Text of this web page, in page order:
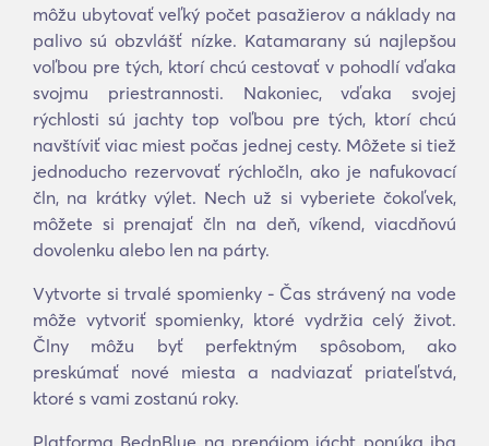
môžu ubytovať veľký počet pasažierov a náklady na
palivo sú obzvlášť nízke. Katamarany sú najlepšou
voľbou pre tých, ktorí chcú cestovať v pohodlí vďaka
svojmu priestrannosti. Nakoniec, vďaka svojej
rýchlosti sú jachty top voľbou pre tých, ktorí chcú
navštíviť viac miest počas jednej cesty. Môžete si tiež
jednoducho rezervovať rýchločln, ako je nafukovací
čln, na krátky výlet. Nech už si vyberiete čokoľvek,
môžete si prenajať čln na deň, víkend, viacdňovú
dovolenku alebo len na párty.
Vytvorte si trvalé spomienky - Čas strávený na vode
môže vytvoriť spomienky, ktoré vydržia celý život.
Člny môžu byť perfektným spôsobom, ako
preskúmať nové miesta a nadviazať priateľstvá,
ktoré s vami zostanú roky.
Platforma BednBlue na prenájom jácht ponúka iba